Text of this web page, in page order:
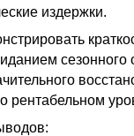
издержки.
рентабельном